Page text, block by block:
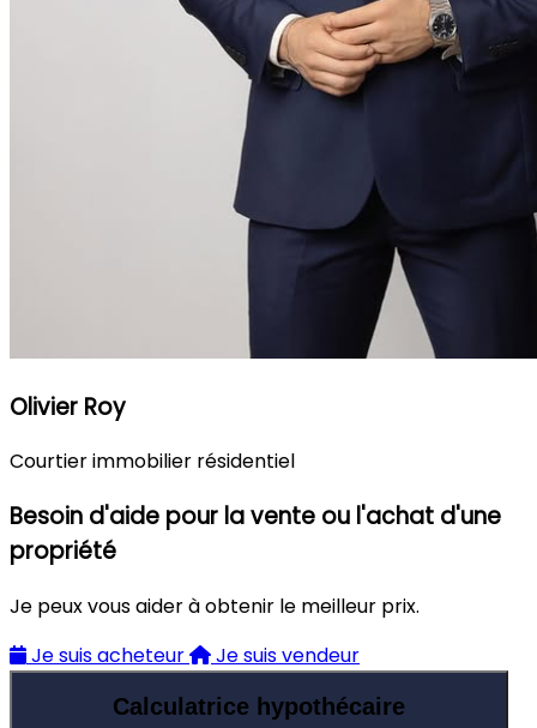
Olivier Roy
Courtier immobilier résidentiel
Besoin d'aide pour la vente ou l'achat d'une
propriété
Je peux vous aider à obtenir le meilleur prix.
Je suis acheteur
Je suis vendeur
Calculatrice hypothécaire